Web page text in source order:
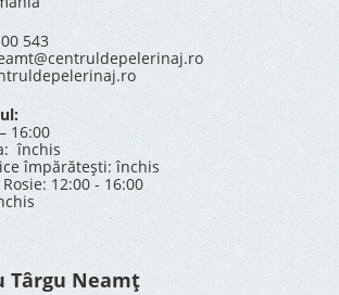
543
16:00
închis
împărătești: închis
12:00 - 16:00
Târgu Neamț